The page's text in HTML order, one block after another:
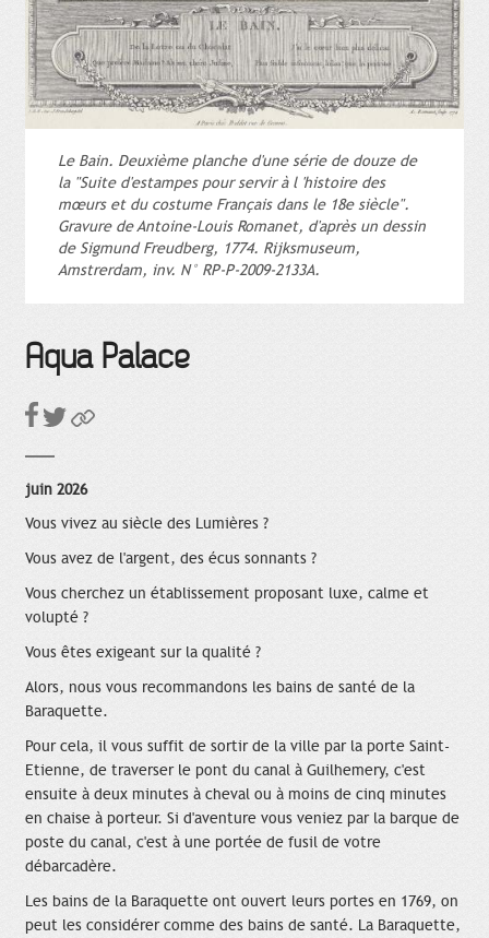
Le Bain. Deuxième planche d'une série de douze de
la "Suite d'estampes pour servir à l 'histoire des
mœurs et du costume Français dans le 18e siècle".
Gravure de Antoine-Louis Romanet, d'après un dessin
de Sigmund Freudberg, 1774. Rijksmuseum,
Amstrerdam, inv. N° RP-P-2009-2133A.
Aqua Palace
juin 2026
Vous vivez au siècle des Lumières ?
Vous avez de l'argent, des écus sonnants ?
Vous cherchez un établissement proposant luxe, calme et
volupté ?
Vous êtes exigeant sur la qualité ?
Alors, nous vous recommandons les bains de santé de la
Baraquette.
Pour cela, il vous suffit de sortir de la ville par la porte Saint-
Etienne, de traverser le pont du canal à Guilhemery, c'est
ensuite à deux minutes à cheval ou à moins de cinq minutes
en chaise à porteur. Si d'aventure vous veniez par la barque de
poste du canal, c'est à une portée de fusil de votre
débarcadère.
Les bains de la Baraquette ont ouvert leurs portes en 1769, on
peut les considérer comme des bains de santé. La Baraquette,